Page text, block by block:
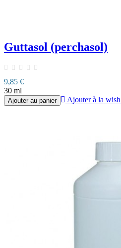
Guttasol (perchasol)
9,85 €
30 ml
Ajouter au panier Ajouter à la